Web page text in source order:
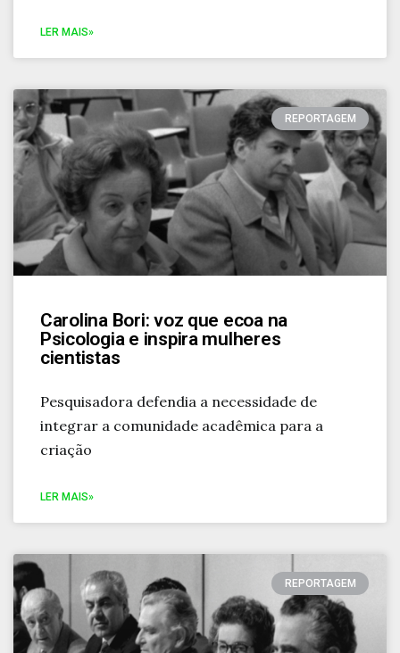
LER MAIS»
REPORTAGEM
Carolina Bori: voz que ecoa na
Psicologia e inspira mulheres
cientistas
Pesquisadora defendia a necessidade de
integrar a comunidade acadêmica para a
criação
LER MAIS»
REPORTAGEM